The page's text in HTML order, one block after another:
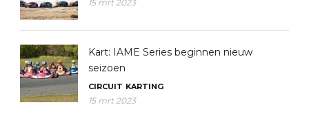
15 mrt 2023
Kart: IAME Series beginnen nieuw
seizoen
CIRCUIT KARTING
15 mrt 2023